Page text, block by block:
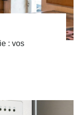
: vos